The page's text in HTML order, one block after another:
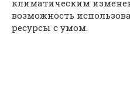
климатическим
возможность
ресурсы с умом.